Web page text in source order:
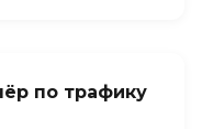
по трафику